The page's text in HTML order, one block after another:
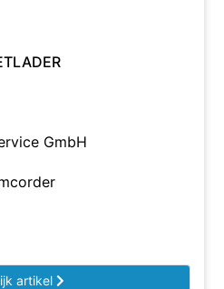
GmbH
artikel